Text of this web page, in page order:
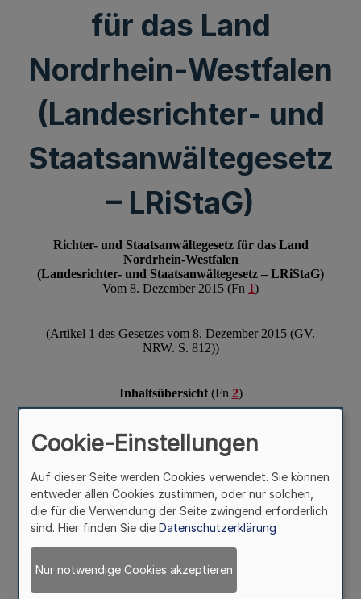
für das Land
Nordrhein-Westfalen
(Landesrichter- und
Staatsanwältegesetz
– LRiStaG)
Cookie-Einstellungen
Auf dieser Seite werden Cookies verwendet. Sie können
entweder allen Cookies zustimmen, oder nur solchen,
die für die Verwendung der Seite zwingend erforderlich
sind. Hier finden Sie die Datenschutzerklärung
Nur notwendige Cookies akzeptieren